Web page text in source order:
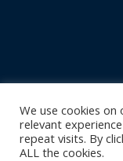
We use cookies
relevant
repeat visits. By
ALL the cookies.